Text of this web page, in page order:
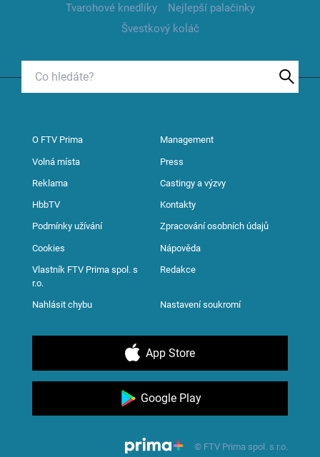
Tvarohové knedlíky
Nejlepší palačinky
Švestkový koláč
O FTV Prima Management
Volná místa Press
Reklama Castingy a výzvy
HbbTV Kontakty
Podmínky užívání Zpracování osobních údajů
Cookies Nápověda
Vlastník FTV Prima spol. s
r.o.
Redakce
Nahlásit chybu Nastavení soukromí
App Store
Google Play
© FTV Prima spol. s r.o.